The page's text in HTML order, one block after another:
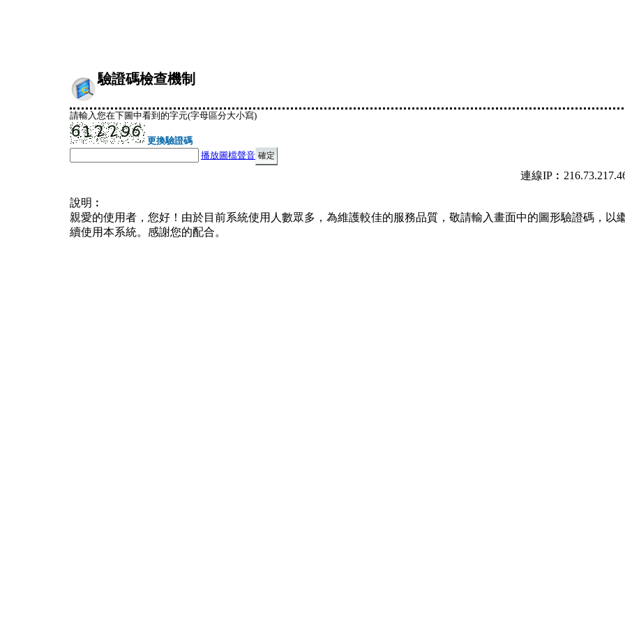
驗證碼檢查機制
請輸入您在下圖中看到的字元(字母區分大小寫)
更換驗證碼
播放圖檔聲音
連線
說明︰
親愛的使用者，您好！由於目前系統使用人數眾多，為維護較佳的服務品質，敬請輸入畫面中的圖形驗證碼，以
續使用本系統。感謝您的配合。